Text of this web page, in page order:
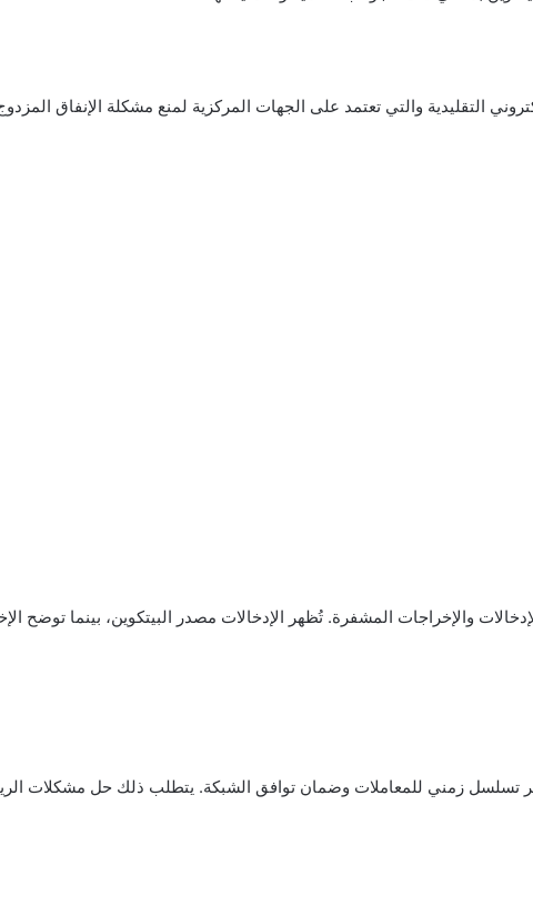
التقليدية والتي تعتمد على الجهات المركزية لمنع مشكلة الإنفاق
والإخراجات المشفرة. تُظهر الإدخالات مصدر البيتكوين، بينما توضح